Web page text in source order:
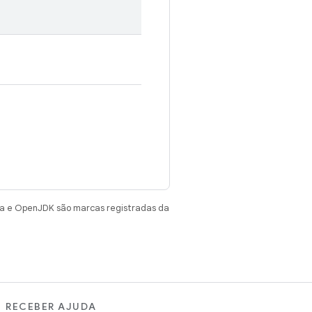
e OpenJDK são marcas registradas da
RECEBER AJUDA